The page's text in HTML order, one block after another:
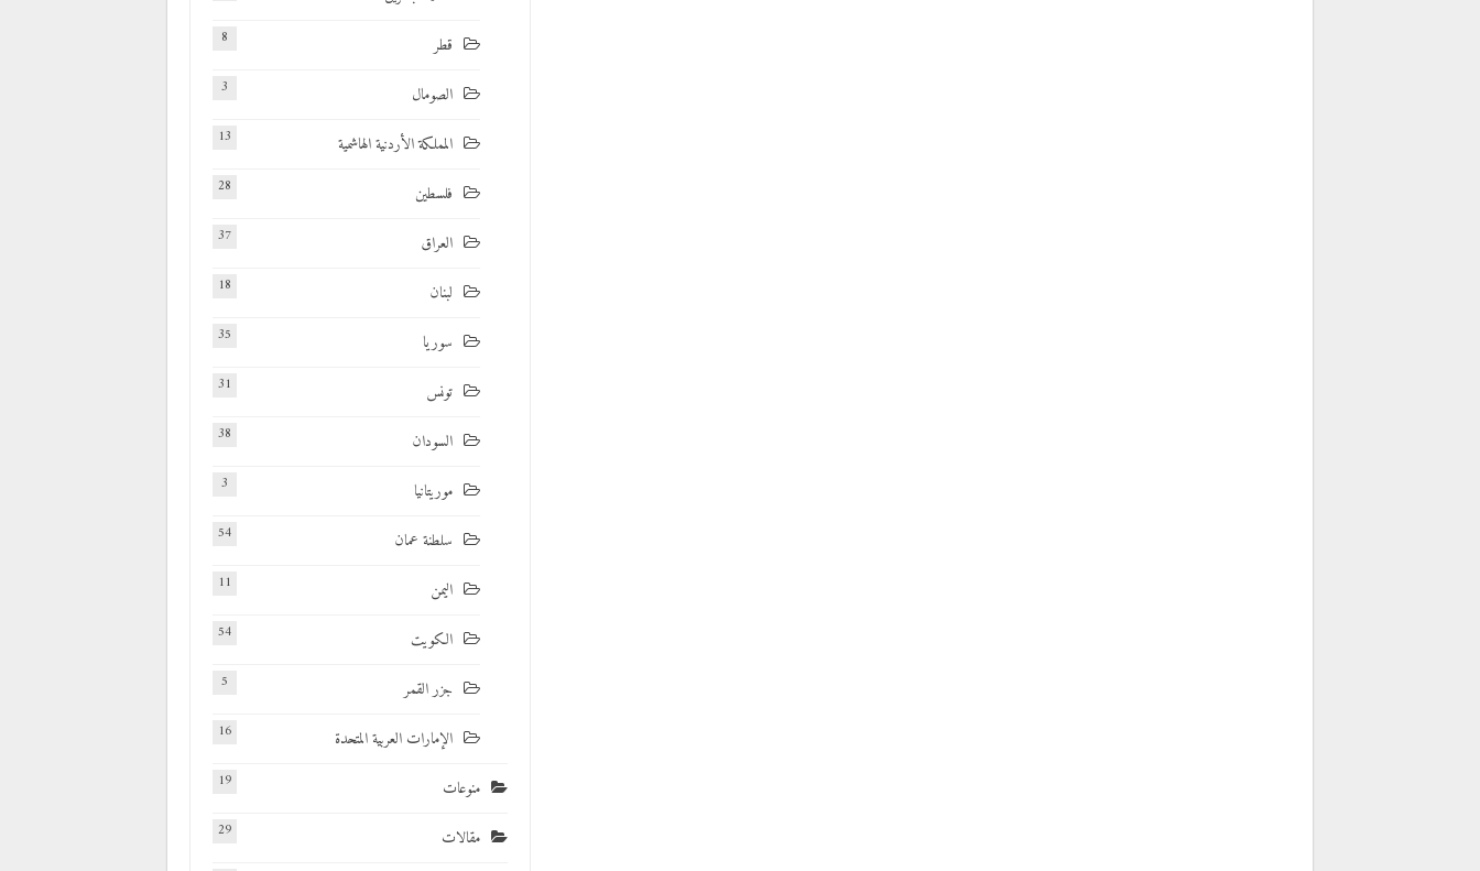
قطر 8
الصومال 3
المملكة الأردنية الهاشمية 13
فلسطين 28
العراق 37
لبنان 18
سوريا 35
تونس 31
السودان 38
موريتانيا 3
سلطنة عمان 54
اليمن 11
الكويت 54
جزر القمر 5
الإمارات العربية المتحدة 16
منوعات 19
مقالات 29